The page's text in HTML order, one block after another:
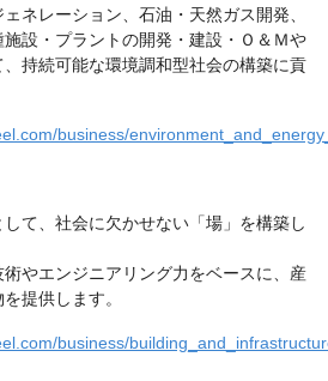
ネレーション、石油・天然ガス開発、
設・プラントの開発・建設・Ｏ＆Ｍや
持続可能な環境調和型社会の構築に貢
business/
て、社会に欠かせない「場」を構築し
やエンジニアリング力をベースに、産
提供します。
business/